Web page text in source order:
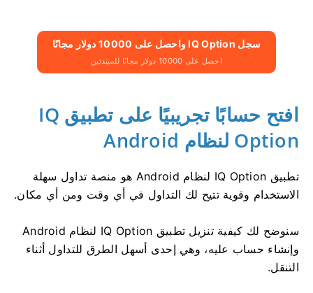
سجل IQ Option واحصل على 10000 دولار مجانًا
احصل على 10000 دولار مجانًا للمبتدئين
افتح حسابًا تجريبيًا على تطبيق IQ
Option لنظام Android
تطبيق IQ Option لنظام Android هو منصة تداول سهلة
الاستخدام وقوية تتيح لك التداول في أي وقت ومن أي مكان.
سنوضح لك كيفية تنزيل تطبيق IQ Option لنظام Android
وإنشاء حساب عليه، وهي إحدى أسهل الطرق للتداول أثناء
التنقل.